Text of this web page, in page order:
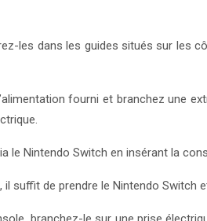
les dans les guides situés sur les
fourni et branchez une
le Nintendo Switch en insérant la
suffit de prendre le Nintendo Switch